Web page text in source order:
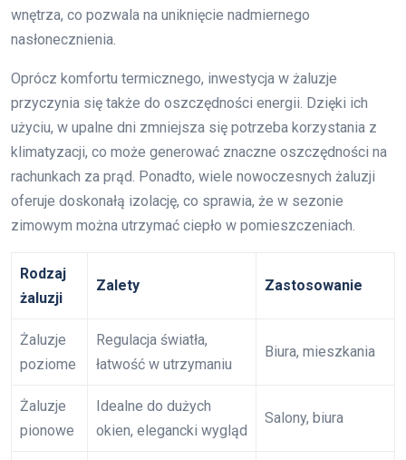
wnętrza, co pozwala na uniknięcie nadmiernego
nasłonecznienia.
Oprócz komfortu termicznego, inwestycja w żaluzje
przyczynia się także do oszczędności energii. Dzięki ich
użyciu, w upalne dni zmniejsza się potrzeba korzystania z
klimatyzacji, co może generować znaczne oszczędności na
rachunkach za prąd. Ponadto, wiele nowoczesnych żaluzji
oferuje doskonałą izolację, co sprawia, że w sezonie
zimowym można utrzymać ciepło w pomieszczeniach.
Rodzaj
żaluzji
Zalety Zastosowanie
Żaluzje
poziome
Regulacja światła,
łatwość w utrzymaniu
Biura, mieszkania
Żaluzje
pionowe
Idealne do dużych
okien, elegancki wygląd
Salony, biura